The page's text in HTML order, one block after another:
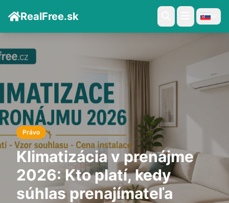
RealFree.sk
Právo
Klimatizácia v prenájme
2026: Kto platí, kedy
súhlas prenajímateľa